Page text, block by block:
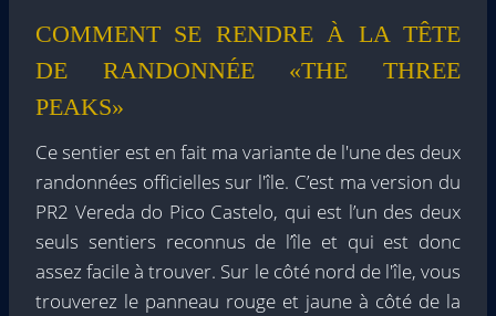
COMMENT SE RENDRE À LA TÊTE
DE RANDONNÉE «THE THREE
PEAKS»
Ce sentier est en fait ma variante de l'une des deux
randonnées officielles sur l'île. C’est ma version du
PR2 Vereda do Pico Castelo, qui est l’un des deux
seuls sentiers reconnus de l’île et qui est donc
assez facile à trouver. Sur le côté nord de l'île, vous
trouverez le panneau rouge et jaune à côté de la